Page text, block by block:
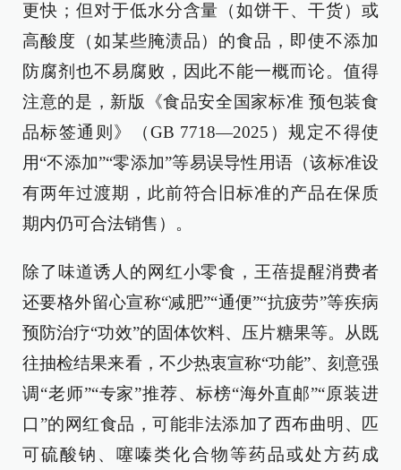
更快；但对于低水分含量（如饼干、干货）或
高酸度（如某些腌渍品）的食品，即使不添加
防腐剂也不易腐败，因此不能一概而论。值得
注意的是，新版《食品安全国家标准 预包装食
品标签通则》（GB 7718—2025）规定不得使
用“不添加”“零添加”等易误导性用语（该标准设
有两年过渡期，此前符合旧标准的产品在保质
期内仍可合法销售）。
除了味道诱人的网红小零食，王蓓提醒消费者
还要格外留心宣称“减肥”“通便”“抗疲劳”等疾病
预防治疗“功效”的固体饮料、压片糖果等。从既
往抽检结果来看，不少热衷宣称“功能”、刻意强
调“老师”“专家”推荐、标榜“海外直邮”“原装进
口”的网红食品，可能非法添加了西布曲明、匹
可硫酸钠、噻嗪类化合物等药品或处方药成